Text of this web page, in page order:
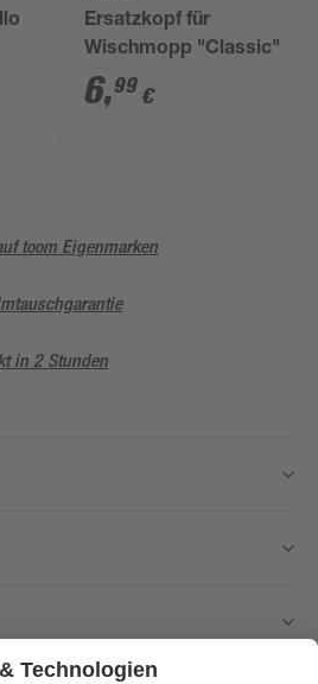
Ersatzkopf für
Wischmopp "Classic"
6,99 €
toom Eigenmarken
in 2 Stunden